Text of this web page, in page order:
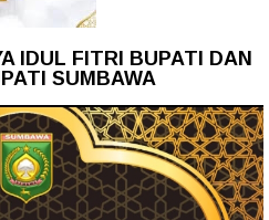
IDUL FITRI BUPATI DAN
SUMBAWA